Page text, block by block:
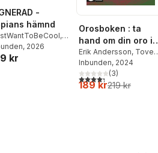
-
hämnd
,
Adolphson
Beer
, 2026
kr
Orosboken : ta
hand om din oro i
fem steg
Erik Andersson, Tove
Wahlund
Inbunden, 2024
4,3utav 5 stjärnor.
(3)
189 kr219 kr